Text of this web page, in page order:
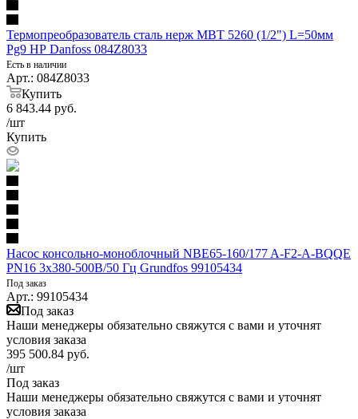
Термопреобразователь сталь нерж MBT 5260 (1/2") L=50мм
Pg9 НР Danfoss 084Z8033
Есть в наличии
Арт.: 084Z8033
Купить
6 843.44 руб.
/шт
Купить
Насос консольно-моноблочный NBE65-160/177 A-F2-A-BQQE
PN16 3х380-500В/50 Гц Grundfos 99105434
Под заказ
Арт.: 99105434
Под заказ
Наши менеджеры обязательно свяжутся с вами и уточнят
условия заказа
395 500.84 руб.
/шт
Под заказ
Наши менеджеры обязательно свяжутся с вами и уточнят
условия заказа